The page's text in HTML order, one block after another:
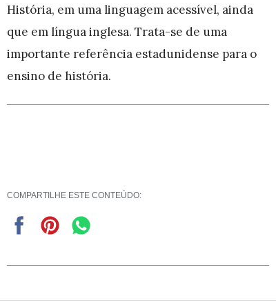
História, em uma linguagem acessível, ainda
que em língua inglesa. Trata-se de uma
importante referência estadunidense para o
ensino de história.
COMPARTILHE ESTE CONTEÚDO: